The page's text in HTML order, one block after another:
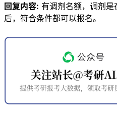
回复内容: 有调剂名额，调剂
后，符合条件都可以报名。